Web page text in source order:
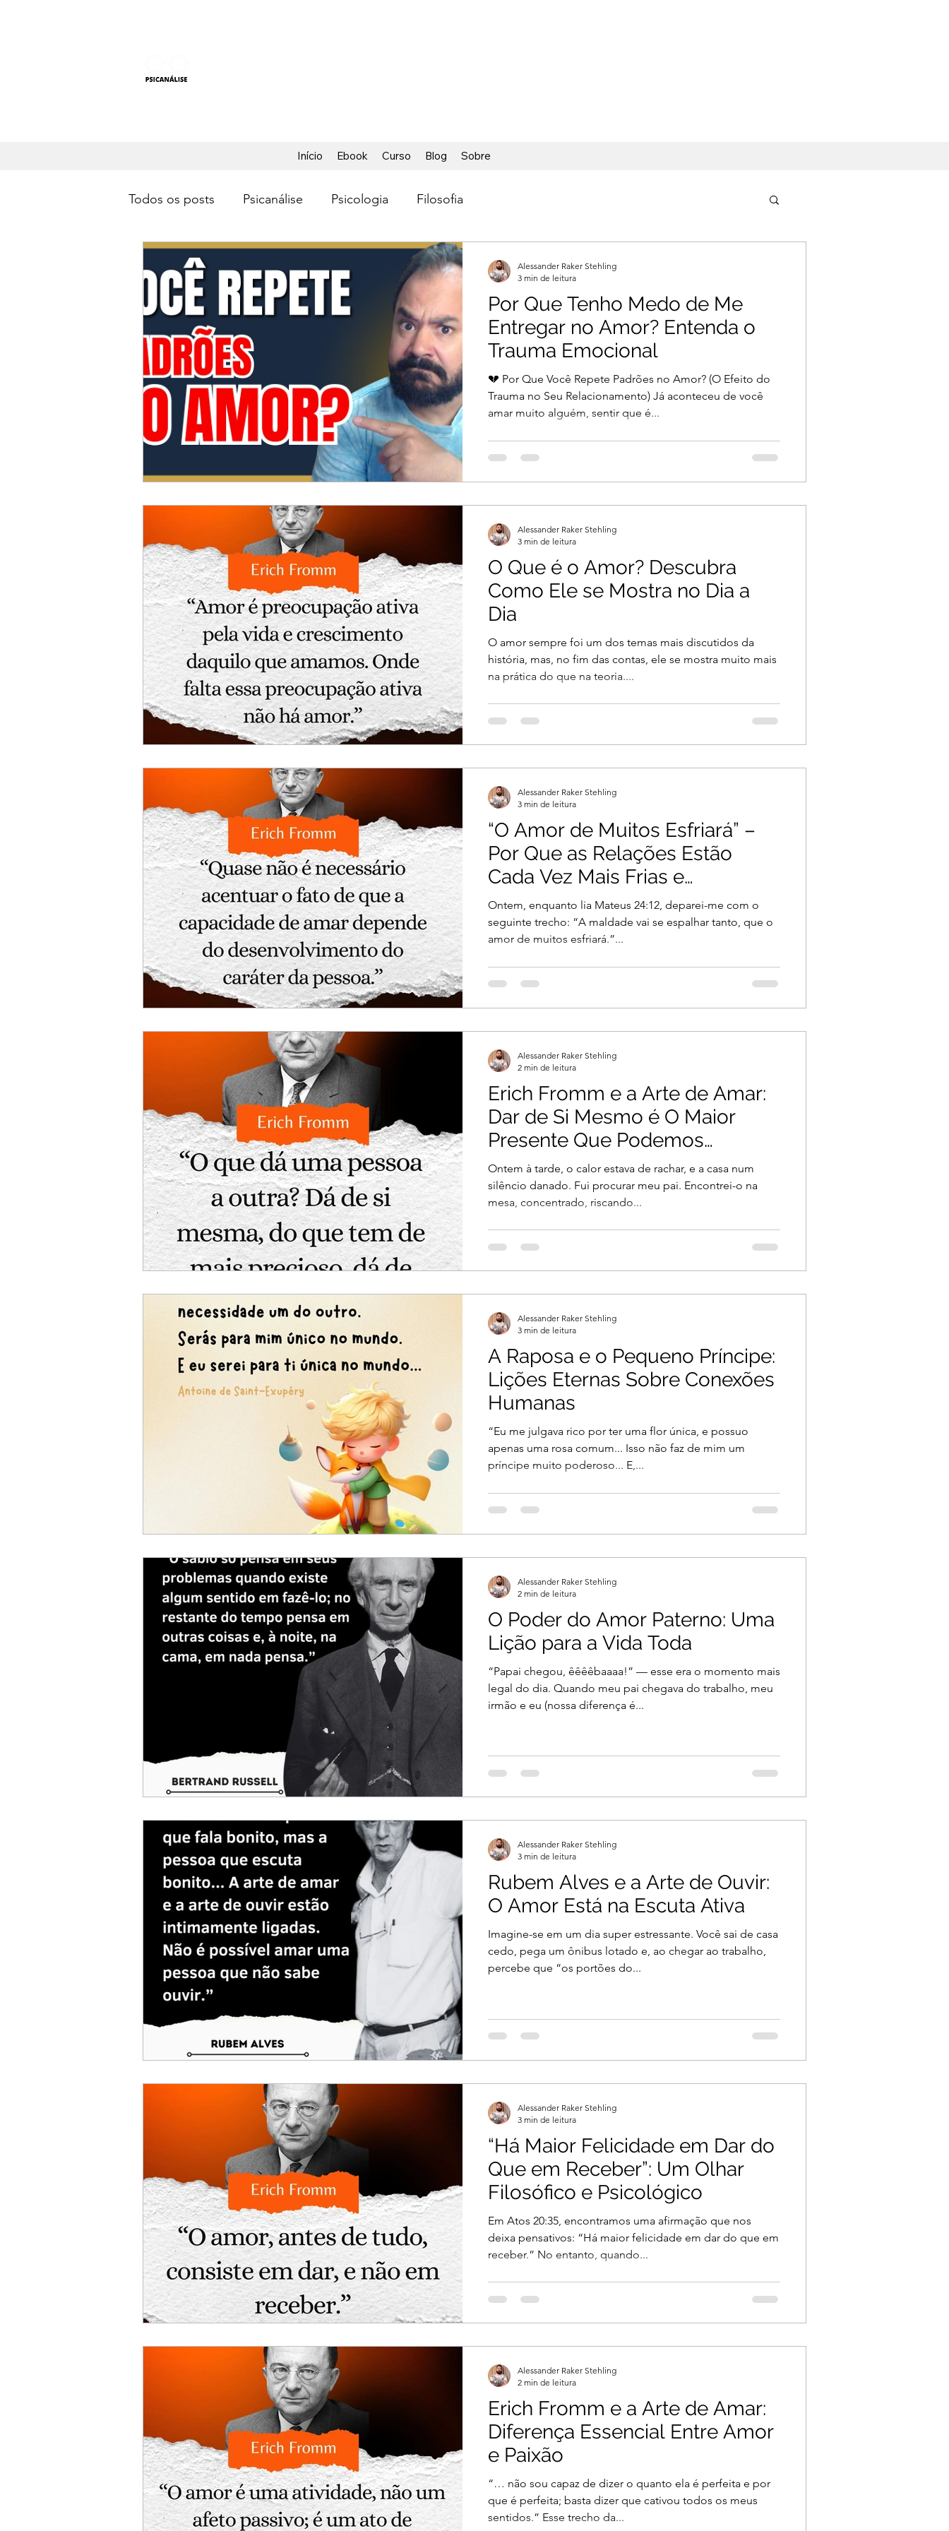
Início Ebook Curso Blog Sobre
Todos os posts Psicanálise Psicologia Filosofia
Por Que Tenho Medo de Me
Entregar no Amor? Entenda o
Trauma Emocional
💔 Por Que Você Repete Padrões no Amor? (O Efeito do
Trauma no Seu Relacionamento) Já aconteceu de você
amar muito alguém, sentir que é...
Alessander Raker Stehling
3 min de leitura
O Que é o Amor? Descubra
Como Ele se Mostra no Dia a
Dia
O amor sempre foi um dos temas mais discutidos da
história, mas, no fim das contas, ele se mostra muito mais
na prática do que na teoria....
Alessander Raker Stehling
3 min de leitura
“O Amor de Muitos Esfriará” –
Por Que as Relações Estão
Cada Vez Mais Frias e
Superficiais?
Ontem, enquanto lia Mateus 24:12, deparei-me com o
seguinte trecho: “A maldade vai se espalhar tanto, que o
amor de muitos esfriará.”...
Alessander Raker Stehling
3 min de leitura
Erich Fromm e a Arte de Amar:
Dar de Si Mesmo é O Maior
Presente Que Podemos
Oferecer
Ontem à tarde, o calor estava de rachar, e a casa num
silêncio danado. Fui procurar meu pai. Encontrei-o na
mesa, concentrado, riscando...
Alessander Raker Stehling
2 min de leitura
A Raposa e o Pequeno Príncipe:
Lições Eternas Sobre Conexões
Humanas
“Eu me julgava rico por ter uma flor única, e possuo
apenas uma rosa comum... Isso não faz de mim um
príncipe muito poderoso... E,...
Alessander Raker Stehling
3 min de leitura
O Poder do Amor Paterno: Uma
Lição para a Vida Toda
“Papai chegou, êêêêbaaaa!” — esse era o momento mais
legal do dia. Quando meu pai chegava do trabalho, meu
irmão e eu (nossa diferença é...
Alessander Raker Stehling
2 min de leitura
Rubem Alves e a Arte de Ouvir:
O Amor Está na Escuta Ativa
Imagine-se em um dia super estressante. Você sai de casa
cedo, pega um ônibus lotado e, ao chegar ao trabalho,
percebe que “os portões do...
Alessander Raker Stehling
3 min de leitura
“Há Maior Felicidade em Dar do
Que em Receber”: Um Olhar
Filosófico e Psicológico
Em Atos 20:35, encontramos uma afirmação que nos
deixa pensativos: “Há maior felicidade em dar do que em
receber.” No entanto, quando...
Alessander Raker Stehling
3 min de leitura
Erich Fromm e a Arte de Amar:
Diferença Essencial Entre Amor
e Paixão
“… não sou capaz de dizer o quanto ela é perfeita e por
que é perfeita; basta dizer que cativou todos os meus
sentidos.” Esse trecho da...
Alessander Raker Stehling
2 min de leitura